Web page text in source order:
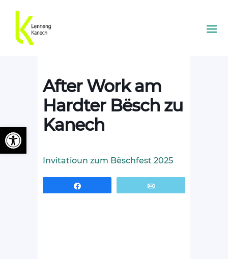
After Work am
Hardter Bësch zu
Kanech
Invitatioun zum Bëschfest 2025
Ouvrir la barre d’outils